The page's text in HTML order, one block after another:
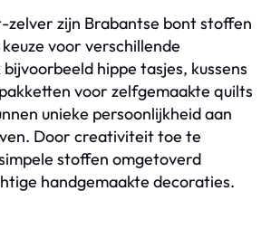
zelver zijn Brabantse bont stoffen
voor verschillende
hippe tasjes, kussens
voor zelfgemaakte quilts
unieke persoonlijkheid aan
Door creativiteit toe te
stoffen omgetoverd
handgemaakte decoraties.